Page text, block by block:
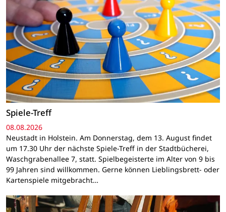
Spiele-Treff
08.08.2026
Neustadt in Holstein. Am Donnerstag, dem 13. August findet
um 17.30 Uhr der nächste Spiele-Treff in der Stadtbücherei,
Waschgrabenallee 7, statt. Spielbegeisterte im Alter von 9 bis
99 Jahren sind willkommen. Gerne können Lieblingsbrett- oder
Kartenspiele mitgebracht…